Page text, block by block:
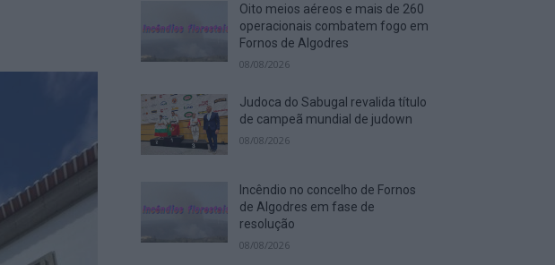
Oito meios aéreos e mais de 260
operacionais combatem fogo em
Fornos de Algodres
08/08/2026
Judoca do Sabugal revalida título
de campeã mundial de judown
08/08/2026
Incêndio no concelho de Fornos
de Algodres em fase de
resolução
08/08/2026